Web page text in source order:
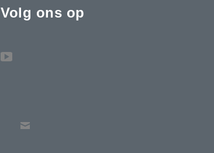
Volg ons op